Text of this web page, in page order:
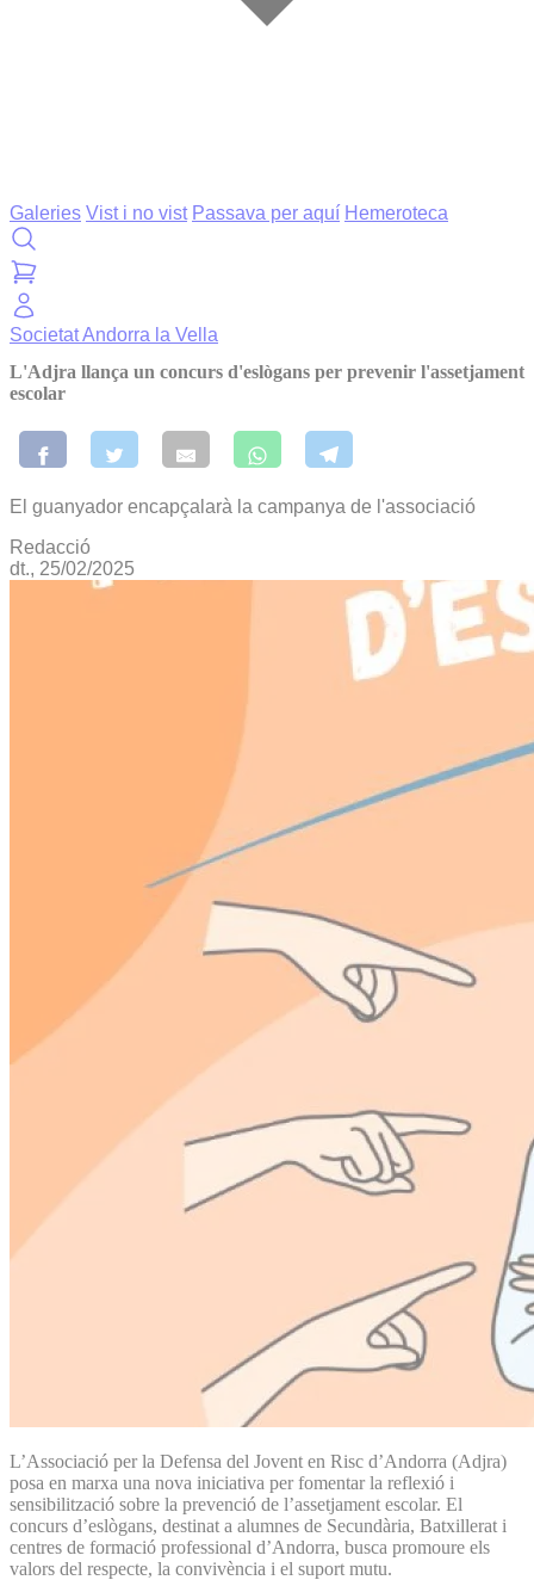
Galeries Vist i no vist Passava per aquí Hemeroteca
SocietatAndorra la Vella
L'Adjra llança un concurs d'eslògans per prevenir l'assetjament
escolar
El guanyador encapçalarà la campanya de l'associació
Redacció
dt., 25/02/2025
L’Associació per la Defensa del Jovent en Risc d’Andorra (Adjra)
posa en marxa una nova iniciativa per fomentar la reflexió i
sensibilització sobre la prevenció de l’assetjament escolar. El
concurs d’eslògans, destinat a alumnes de Secundària, Batxillerat i
centres de formació professional d’Andorra, busca promoure els
valors del respecte, la convivència i el suport mutu.